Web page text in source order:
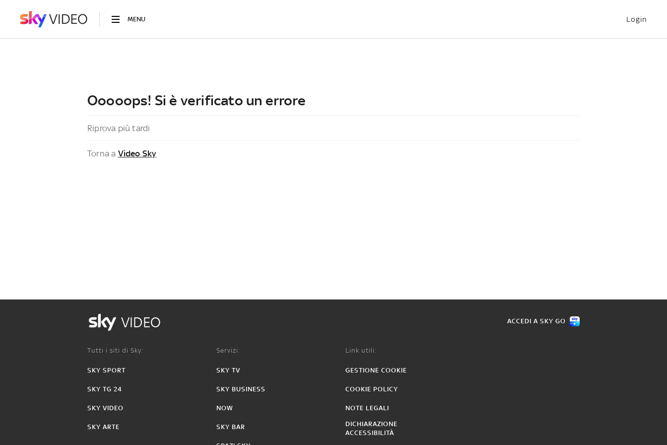
MENU Login
Ooooops! Si è verificato un errore
Riprova più tardi
Torna a Video Sky
VIDEO ACCEDI A SKY GO
Tutti i siti di Sky:
SKY SPORT
SKY TG 24
SKY VIDEO
SKY ARTE
Servizi:
SKY TV
SKY BUSINESS
NOW
SKY BAR
Link utili:
GESTIONE COOKIE
COOKIE POLICY
NOTE LEGALI
DICHIARAZIONE
ACCESSIBILITÀ